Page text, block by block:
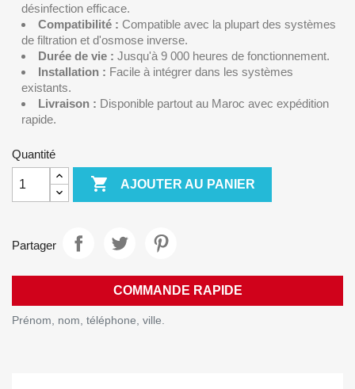
désinfection efficace.
Compatibilité : Compatible avec la plupart des systèmes
de filtration et d'osmose inverse.
Durée de vie : Jusqu'à 9 000 heures de fonctionnement.
Installation : Facile à intégrer dans les systèmes
existants.
Livraison : Disponible partout au Maroc avec expédition
rapide.
Quantité
 AJOUTER AU PANIER
Partager
COMMANDE RAPIDE
Prénom, nom, téléphone, ville.